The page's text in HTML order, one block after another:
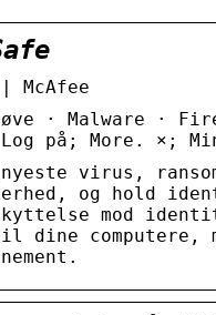
McAfee
· Malware ·
på; More. ×;
virus,
og hold
mod
dine computere,